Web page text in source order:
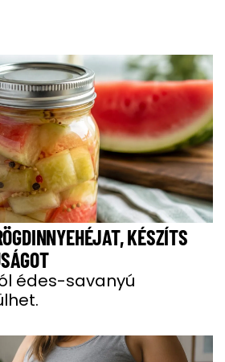
KÉSZÍTS
édes-savanyú